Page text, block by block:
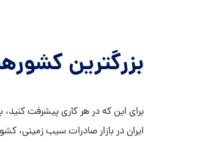
بزرگترین
برای این که در هر کاری پیشرفت کنید،
ایران در بازار صادرات سیب زمینی،